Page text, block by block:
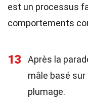
est un processus
comportements
13
Après la
mâle basé
plumage.